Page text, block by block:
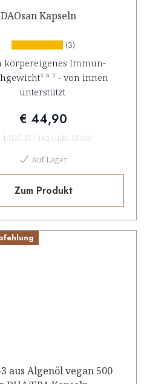
DAOsan Kapseln
(3)
körpereigenes Immun-
³ ⁷ - von innen
unterstützt
€ 44,90
1.020,45 / 1kg) inkl. MwSt
Auf Lager
Zum Produkt
aus Algenöl vegan 500